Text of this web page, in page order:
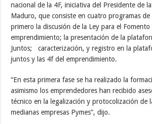
nacional de la 4F, iniciativa del Presidente de
Maduro, que consiste en cuatro programas de
primero la discusión de la Ley para el Fomento
emprendimiento; la presentación de la
Juntos; caracterización, y registro en la
juntos y las 4f del emprendimiento.
“En esta primera fase se ha realizado la
asimismo los emprendedores han recibido
técnico en la legalización y protocolización de
medianas empresas Pymes”, dijo.